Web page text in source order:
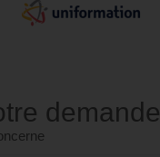
demande